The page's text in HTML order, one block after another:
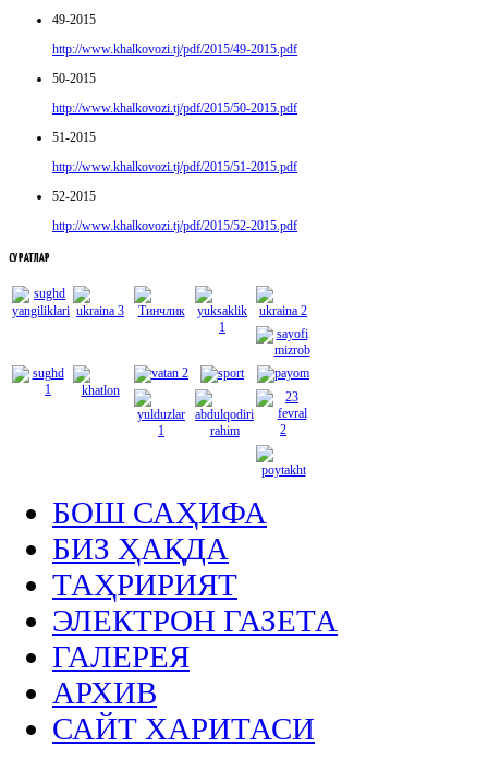
49-2015
http://www.khalkovozi.tj/pdf/2015/49-2015.pdf
50-2015
http://www.khalkovozi.tj/pdf/2015/50-2015.pdf
51-2015
http://www.khalkovozi.tj/pdf/2015/51-2015.pdf
52-2015
http://www.khalkovozi.tj/pdf/2015/52-2015.pdf
СУРАТЛАР
БОШ САҲИФА
БИЗ ҲАҚДА
ТАҲРИРИЯТ
ЭЛЕКТРОН ГАЗЕТА
ГАЛЕРЕЯ
АРХИВ
САЙТ ХАРИТАСИ